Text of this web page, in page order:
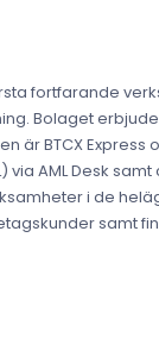
fortfarande
Bolaget
är BTCX Express
AML Desk
i de
samt